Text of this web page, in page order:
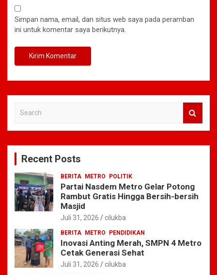
Simpan nama, email, dan situs web saya pada peramban
ini untuk komentar saya berikutnya.
c
Recent Posts
BERITA METRO POLITIK
Partai Nasdem Metro Gelar Potong
Rambut Gratis Hingga Bersih-bersih
Masjid
Juli 31, 2026 cilukba
BERITA METRO PENDIDIKAN
Inovasi Anting Merah, SMPN 4 Metro
Cetak Generasi Sehat
Juli 31, 2026 cilukba